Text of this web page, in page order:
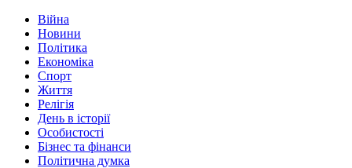
Війна
Новини
Політика
Економіка
Спорт
Життя
Релігія
День в історії
Особистості
Бізнес та фінанси
Політична думка